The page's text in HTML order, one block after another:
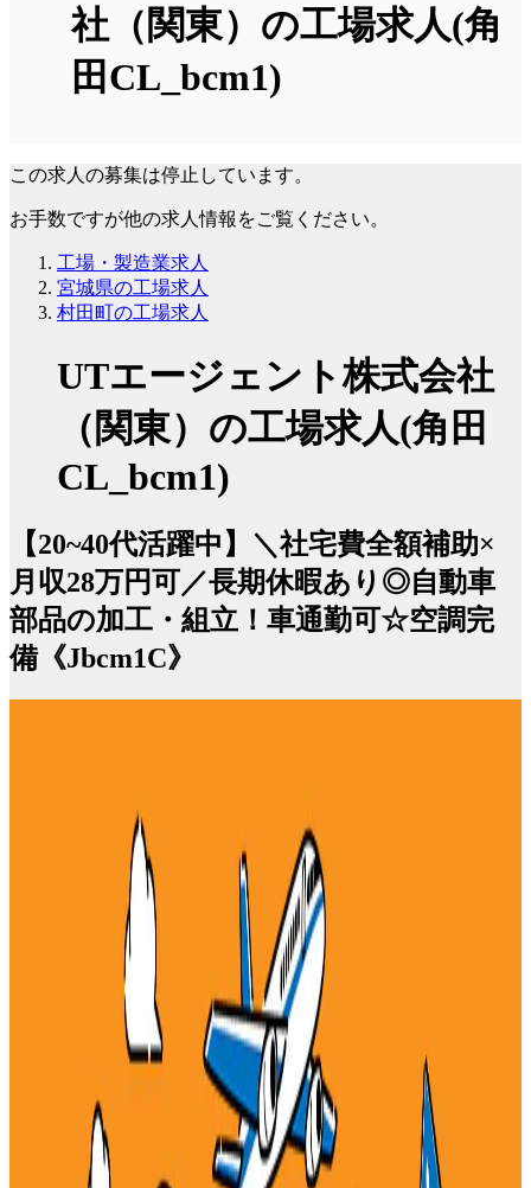
社（関東）の工場求人(角
田CL_bcm1)
この求人の募集は停止しています。
お手数ですが他の求人情報をご覧ください。
工場・製造業求人
宮城県の工場求人
村田町の工場求人
UTエージェント株式会社
（関東）の工場求人(角田
CL_bcm1)
【20~40代活躍中】＼社宅費全額補助×
月収28万円可／長期休暇あり◎自動車
部品の加工・組立！車通勤可☆空調完
備《Jbcm1C》